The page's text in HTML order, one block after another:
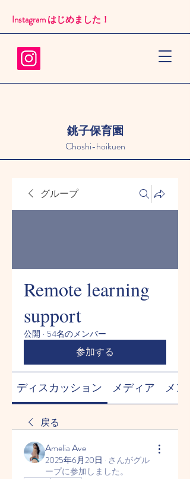
銚子保育園
Choshi-hoikuen
Instagram はじめました！​
グループ
Remote learning
support
公開 · 54名のメンバー
参加する
ディスカッション メディア メン
戻る
Amelia Ave
2025年6月20日 · さんがグル
ープに参加しました。